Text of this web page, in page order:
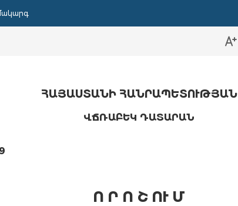
ՀԱՅԱՍՏԱՆԻ ՀԱՆՐԱՊԵՏՈՒԹՅԱՆ
ՎՃՌԱԲԵԿ ԴԱՏԱՐԱՆ
Ո Ր Ո Շ ՈՒ Մ